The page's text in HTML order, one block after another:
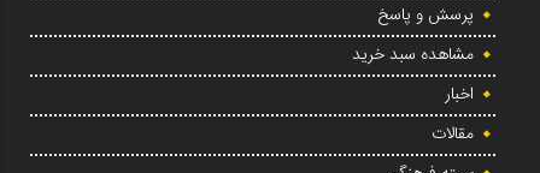
پرسش و پاسخ
مشاهده سبد خرید
اخبار
مقالات